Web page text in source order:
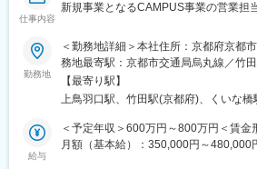
仕事内容
新規事業となるCAMPUS事業の営業担
2025年11月に、ものづくりブラット
規模改修を完了。
2021年1月のリリース以来、「
に及ぶ加工部品で構成される半導体封
として、主に社内で使用してきました
組立加工メーカーの資材調達業務を当
での新規事業を立ち上げます。
勤務地
＜勤務地詳細＞本社住所：京都府京都
務地最寄駅：京都市交通局烏丸線／竹
面禁煙変更の範囲：会社の定める事業所
【最寄り駅】
上鳥羽口駅、竹田駅(京都府)、くいな橋
給与
＜予定年収＞600万円～800万円＜賃金
月額（基本給）：350,000円～480,000